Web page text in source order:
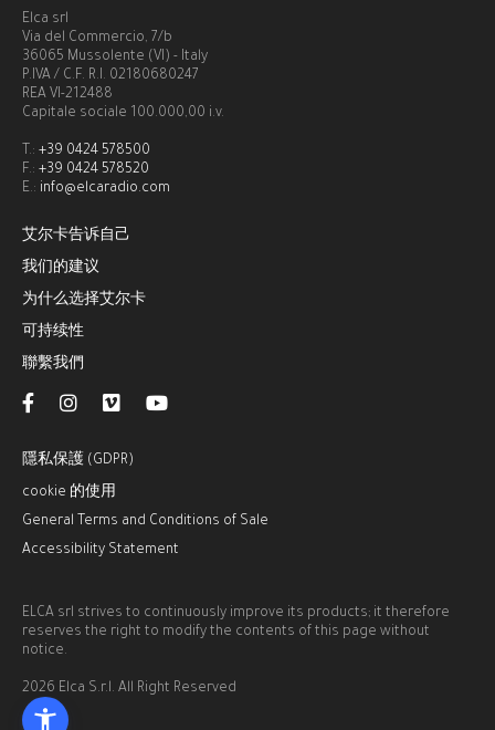
Elca srl
Via del Commercio, 7/b
36065 Mussolente (VI) - Italy
P.IVA / C.F. R.I. 02180680247
REA VI-212488
Capitale sociale 100.000,00 i.v.
T.: +39 0424 578500
F.: +39 0424 578520
E.: info@elcaradio.com
艾尔卡告诉自己
我们的建议
为什么选择艾尔卡
可持续性
聯繫我們
隱私保護 (GDPR)
cookie 的使用
General Terms and Conditions of Sale
Accessibility Statement
ELCA srl strives to continuously improve its products; it therefore
reserves the right to modify the contents of this page without
notice.
2026 Elca S.r.l. All Right Reserved